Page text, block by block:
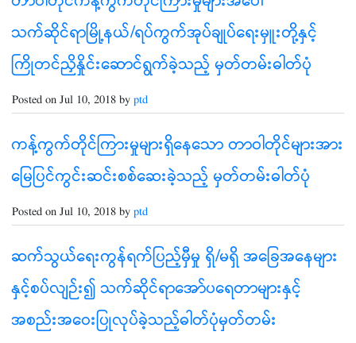
သက်ဆိုင်ရာမြို့နယ်/ရပ်ကွက်အုပ်ချုပ်ရေးမှူးတို့နှင့်
ကြိုတင်ညှိနှိုင်းဆောင်ရွက်ခဲ့သည့် မှတ်တမ်းဓါတ်ပုံ
Posted on Jul 10, 2018 by ptd
ကန့်ကွက်တိုင်ကြားမှုများရှိနေသော တာဝါတိုင်များအား
မြေပြင်ကွင်းဆင်းစစ်ဆေးခဲ့သည့် မှတ်တမ်းဓါတ်ပုံ
Posted on Jul 10, 2018 by ptd
ဆက်သွယ်ရေးကွန်ရက်ပြည့်မှီမှု ရှိ/မရှိ အခြေအနေများ
နှင့်စပ်လျဉ်း၍ သက်ဆိုင်ရာအော်ပရေတာများနှင့်
အစည်းအဝေးပြုလုပ်ခဲ့သည့်ဓါတ်ပုံမှတ်တမ်း